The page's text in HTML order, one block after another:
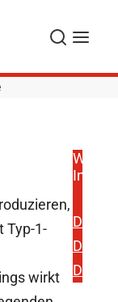
Suche
Typ-1-
wirkt